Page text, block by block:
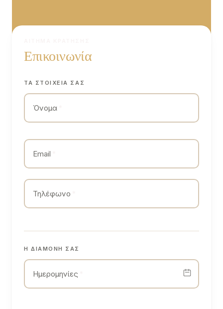
Επικοινωνία
ΤΑ ΣΤΟΙΧΕΊΑ ΣΑΣ
Όνομα
Email
Τηλέφωνο
Η ΔΙΑΜΟΝΉ ΣΑΣ
Ημερομηνίες